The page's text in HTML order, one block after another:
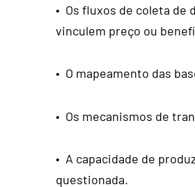
• Os fluxos de coleta
vinculem preço ou
• O mapeamento das
• Os mecanismos de
• A capacidade de
questionada.